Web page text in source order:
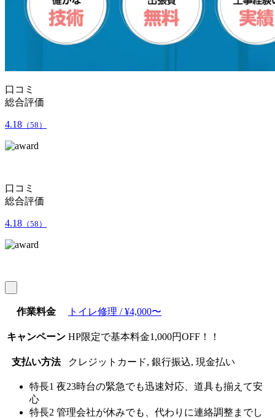
口コミ
総合評価
4.18 （58）
口コミ
総合評価
4.18 （58）
作業料金 トイレ修理 / ¥4,000〜
キャンペーン HP限定で基本料金1,000円OFF！！
支払い方法 クレジットカード, 銀行振込, 現金払い
特長1 夜23時台の緊急でも迅速対応、道具も揃えて安
心
特長2 管理会社が休みでも、代わりに連絡調整までし